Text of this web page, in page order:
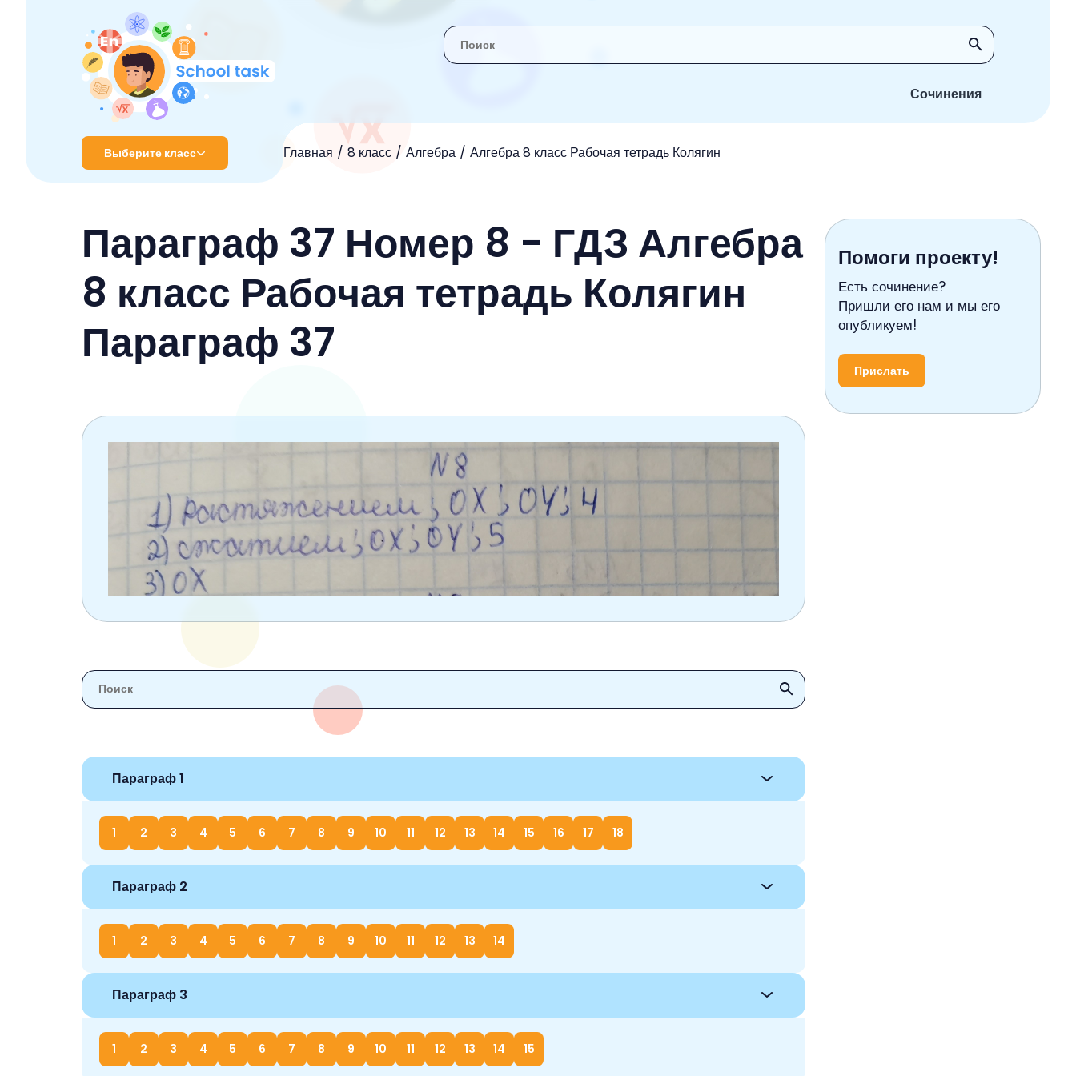
Сочинения
Выберите класс Главная 8 класс Алгебра Алгебра 8 класс Рабочая тетрадь Колягин
2 класс
3 класс
4 класс
5 класс
6 класс
10 класс
Параграф 37 Номер 8 - ГДЗ Алгебра
8 класс Рабочая тетрадь Колягин
Параграф 37
Параграф 1
1 2 3 4 5 6 7 8 9 10 11 12 13 14 15 16 17 18
Параграф 2
1 2 3 4 5 6 7 8 9 10 11 12 13 14
Параграф 3
1 2 3 4 5 6 7 8 9 10 11 12 13 14 15
Помоги проекту!
Есть сочинение?
Пришли его нам и мы его
опубликуем!
Прислать